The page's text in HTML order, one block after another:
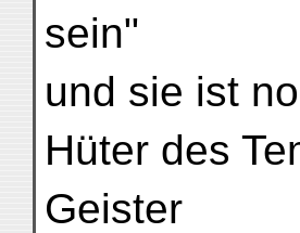
sein"
und sie ist
Hüter des
Geister